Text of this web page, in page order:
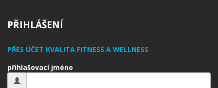
PŘIHLÁŠENÍ
PŘES ÚČET KVALITA FITNESS A WELLNESS
přihlašovací jméno